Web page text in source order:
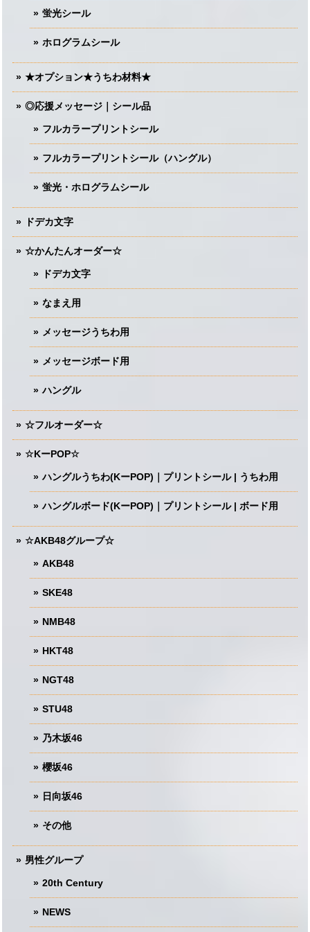
蛍光シール
ホログラムシール
★オプション★うちわ材料★
◎応援メッセージ｜シール品
フルカラープリントシール
フルカラープリントシール（ハングル）
蛍光・ホログラムシール
ドデカ文字
☆かんたんオーダー☆
ドデカ文字
なまえ用
メッセージうちわ用
メッセージボード用
ハングル
☆フルオーダー☆
☆KーPOP☆
ハングルうちわ(KーPOP)｜プリントシール | うちわ用
ハングルボード(KーPOP)｜プリントシール | ボード用
☆AKB48グループ☆
AKB48
SKE48
NMB48
HKT48
NGT48
STU48
乃木坂46
櫻坂46
日向坂46
その他
男性グループ
20th Century
NEWS